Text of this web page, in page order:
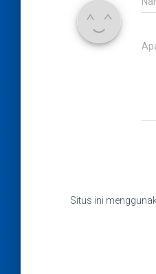
Situs ini